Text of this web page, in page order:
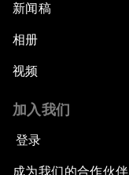
新闻稿
相册
视频
加入我们
登录
成为我们的合作伙伴